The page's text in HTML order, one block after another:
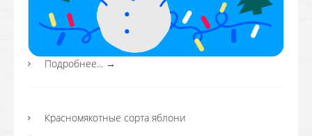
Подробнее... →
Красномякотные сорта яблони